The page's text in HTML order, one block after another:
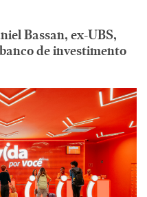
Bassan, ex-UBS,
de investimento